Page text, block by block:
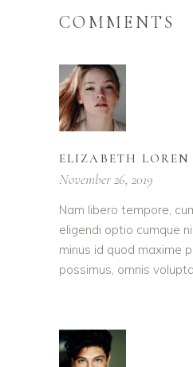
COMMENTS
ELIZABETH LOREN
November 26, 2019
Nam libero tempore,
eligendi optio cumque
minus id quod maxime
possimus, omnis